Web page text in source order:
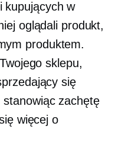
kupujących w
oglądali produkt,
produktem.
sklepu,
się
zachętę
więcej o